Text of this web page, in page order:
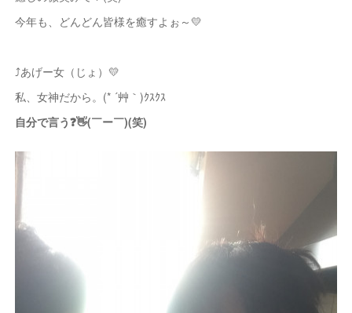
今年も、どんどん皆様を癒すよぉ～💛
⤴あげー女（じょ）💛
私、女神だから。(* ´艸｀)ｸｽｸｽ
自分で言う❓👋(￣ー￣)(笑)